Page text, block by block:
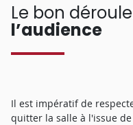
Le bon
l’audience
Il est impératif de
quitter la salle à l'issue